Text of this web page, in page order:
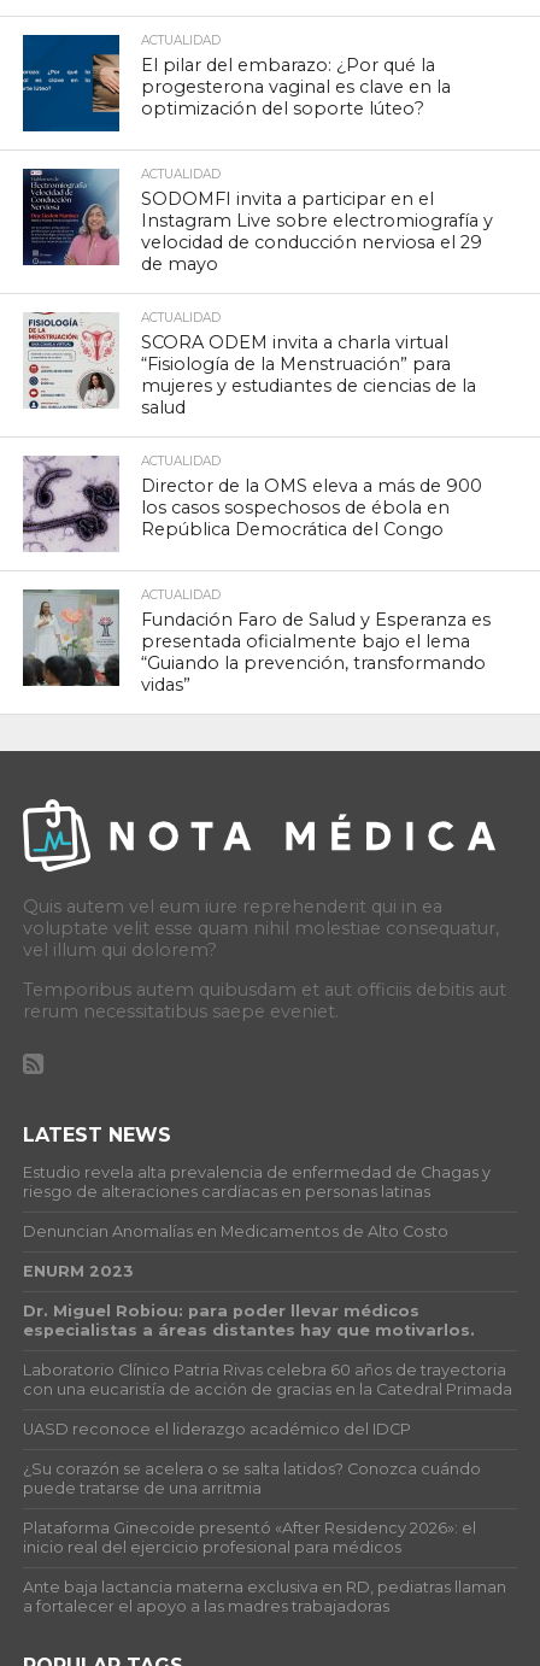
ACTUALIDAD
El pilar del embarazo: ¿Por qué la
progesterona vaginal es clave en la
optimización del soporte lúteo?
ACTUALIDAD
SODOMFI invita a participar en el
Instagram Live sobre electromiografía y
velocidad de conducción nerviosa el 29
de mayo
ACTUALIDAD
SCORA ODEM invita a charla virtual
“Fisiología de la Menstruación” para
mujeres y estudiantes de ciencias de la
salud
ACTUALIDAD
Director de la OMS eleva a más de 900
los casos sospechosos de ébola en
República Democrática del Congo
ACTUALIDAD
Fundación Faro de Salud y Esperanza es
presentada oficialmente bajo el lema
“Guiando la prevención, transformando
vidas”
Quis autem vel eum iure reprehenderit qui in ea
voluptate velit esse quam nihil molestiae consequatur,
vel illum qui dolorem?
Temporibus autem quibusdam et aut officiis debitis aut
rerum necessitatibus saepe eveniet.
LATEST NEWS
Estudio revela alta prevalencia de enfermedad de Chagas y
riesgo de alteraciones cardíacas en personas latinas
Denuncian Anomalías en Medicamentos de Alto Costo
ENURM 2023
Dr. Miguel Robiou: para poder llevar médicos
especialistas a áreas distantes hay que motivarlos.
Laboratorio Clínico Patria Rivas celebra 60 años de trayectoria
con una eucaristía de acción de gracias en la Catedral Primada
UASD reconoce el liderazgo académico del IDCP
¿Su corazón se acelera o se salta latidos? Conozca cuándo
puede tratarse de una arritmia
Plataforma Ginecoide presentó «After Residency 2026»: el
inicio real del ejercicio profesional para médicos
Ante baja lactancia materna exclusiva en RD, pediatras llaman
a fortalecer el apoyo a las madres trabajadoras